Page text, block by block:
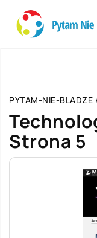
PYTAM-NIE-BLADZE
Strona 5